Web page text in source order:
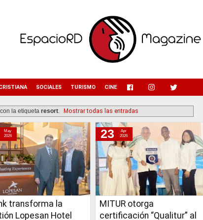
SOCIALES TURISMO CINE
la etiquetaresort Mostrar todas las entradas
transforma la
Lopesan Hotel
May
2026
MITUR otorga
certificación “Qualitur” al
23
Apr
2026